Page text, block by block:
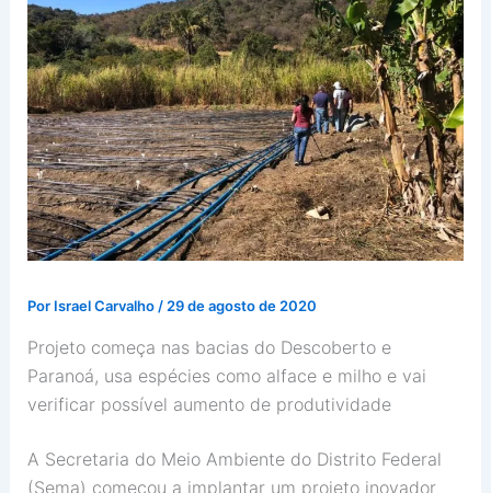
Por Israel Carvalho / 29 de agosto de 2020
Projeto começa nas bacias do Descoberto e
Paranoá, usa espécies como alface e milho e vai
verificar possível aumento de produtividade
A Secretaria do Meio Ambiente do Distrito Federal
(Sema) começou a implantar um projeto inovador